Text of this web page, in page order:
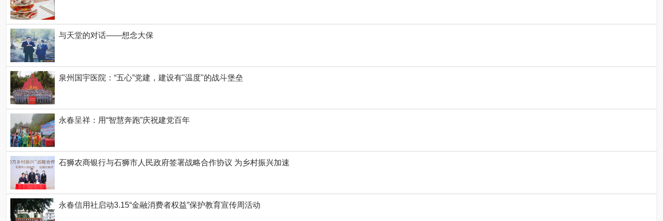
与天堂的对话——想念大保
泉州国宇医院：“五心”党建，建设有"温度"的战斗堡垒
永春呈祥：用“智慧奔跑”庆祝建党百年
石狮农商银行与石狮市人民政府签署战略合作协议 为乡村振兴加速
永春信用社启动3.15“金融消费者权益”保护教育宣传周活动